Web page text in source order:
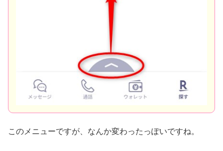
このメニューですが、なんか変わったっぽいですね。